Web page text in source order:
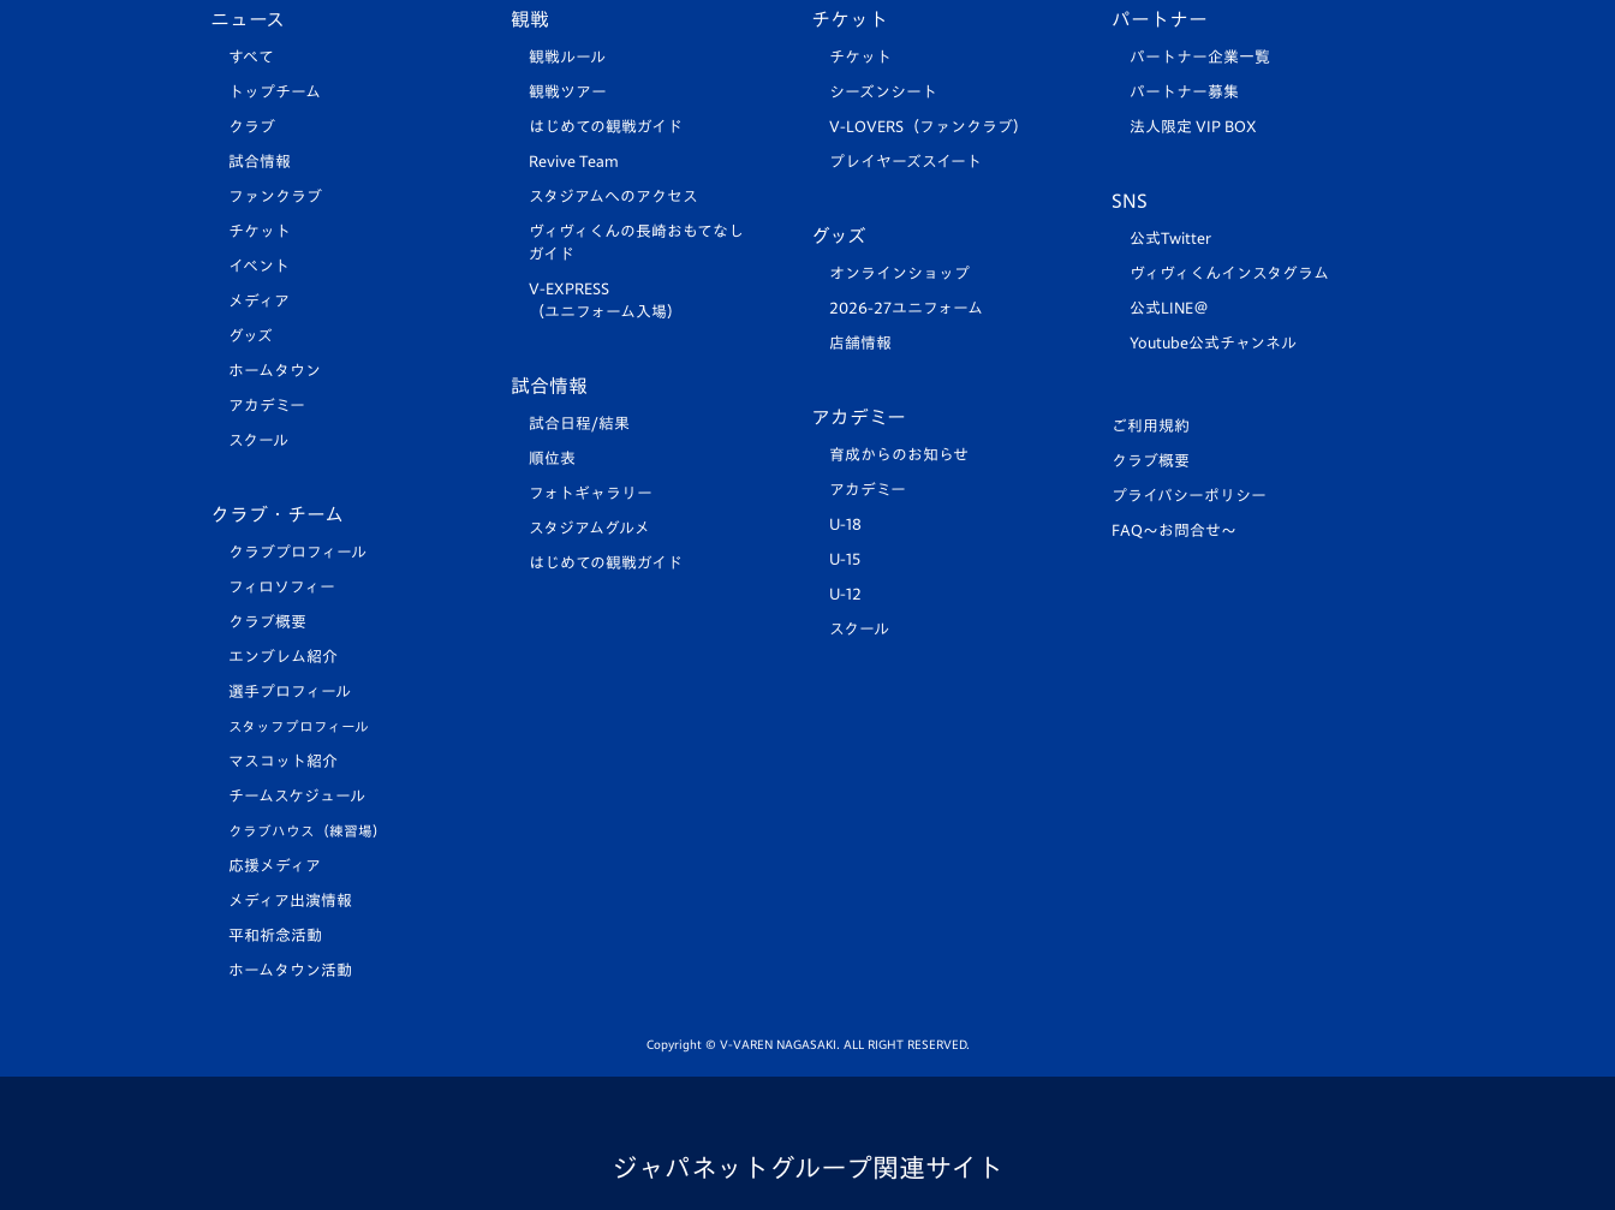
ニュース
すべて
トップチーム
クラブ
試合情報
ファンクラブ
チケット
イベント
メディア
グッズ
ホームタウン
アカデミー
スクール
クラブ・チーム
クラブプロフィール
フィロソフィー
クラブ概要
エンブレム紹介
選手プロフィール
スタッフプロフィール
マスコット紹介
チームスケジュール
クラブハウス（練習場）
応援メディア
メディア出演情報
平和祈念活動
ホームタウン活動
観戦
観戦ルール
観戦ツアー
はじめての観戦ガイド
Revive Team
スタジアムへのアクセス
ヴィヴィくんの長崎おもてなし
ガイド
V-EXPRESS
（ユニフォーム入場）
試合情報
試合日程/結果
順位表
フォトギャラリー
スタジアムグルメ
はじめての観戦ガイド
チケット
チケット
シーズンシート
V-LOVERS（ファンクラブ）
プレイヤーズスイート
グッズ
オンラインショップ
2026-27ユニフォーム
店舗情報
アカデミー
育成からのお知らせ
アカデミー
U-18
U-15
U-12
スクール
パートナー
パートナー企業一覧
パートナー募集
法人限定 VIP BOX
SNS
公式Twitter
ヴィヴィくんインスタグラム
公式LINE＠
Youtube公式チャンネル
ご利用規約
クラブ概要
プライバシーポリシー
FAQ〜お問合せ〜
Copyright © V-VAREN NAGASAKI. ALL RIGHT RESERVED.
ジャパネットグループ関連サイト